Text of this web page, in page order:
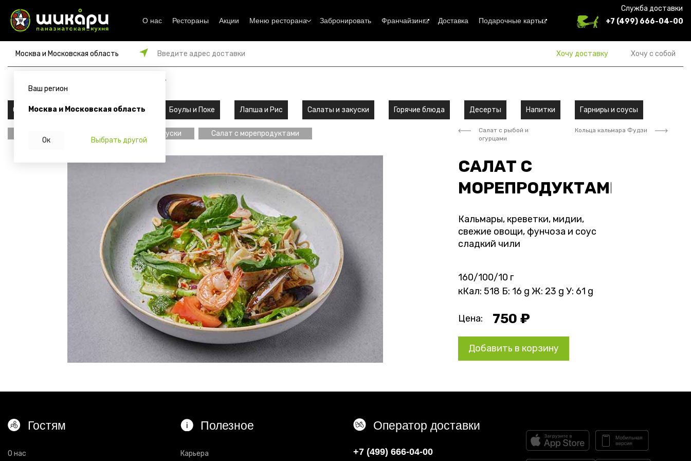
О нас Рестораны Акции Меню ресторана Забронировать Франчайзинг Доставка Подарочные карты
Служба доставки
+7 (499) 666-04-00
Москва и Московская область Введите адрес доставки Хочу доставку Хочу с собой
Ваш регион
Москва и Московская область
Ок Выбрать другой
₽
Сеты Роллы Супы и хлеб Боулы и Поке Лапша и Рис Салаты и закуски Горячие блюда Десерты Напитки Гарниры и соусы
Салаты и закуски Салат с морепродуктами
Салат с рыбой и
огурцами
Кольца кальмара Фудзи
САЛАТ С
МОРЕПРОДУКТАМИ
Кальмары, креветки, мидии,
свежие овощи, фунчоза и соус
сладкий чили
160/100/10 г
кКал: 518 Б: 16 g Ж: 23 g У: 61 g
Цена: 750 ₽
Добавить в корзину
Гостям
О нас
Полезное
Карьера
Оператор доставки
+7 (499) 666-04-00